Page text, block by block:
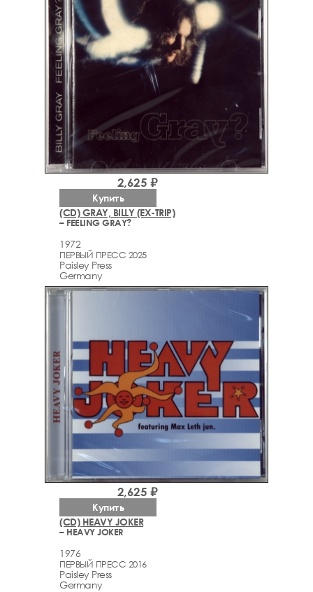
(CD) GRAY, BILLY (EX-TRIP)
– FEELING GRAY?
1972
ПЕРВЫЙ ПРЕСС 2025
Paisley Press
Germany
2,625 ₽
Купить
(CD) HEAVY JOKER
– HEAVY JOKER
1976
ПЕРВЫЙ ПРЕСС 2016
Paisley Press
Germany
2,625 ₽
Купить